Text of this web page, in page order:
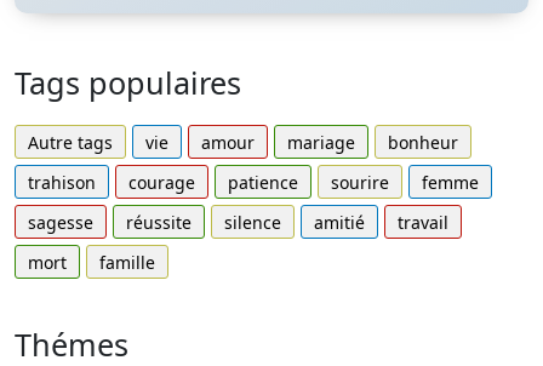
Tags populaires
Autre tags vie amour mariage
bonheur
trahison
courage patience sourire
femme
sagesse
réussite silence amitié
travail
mort
famille
Thémes